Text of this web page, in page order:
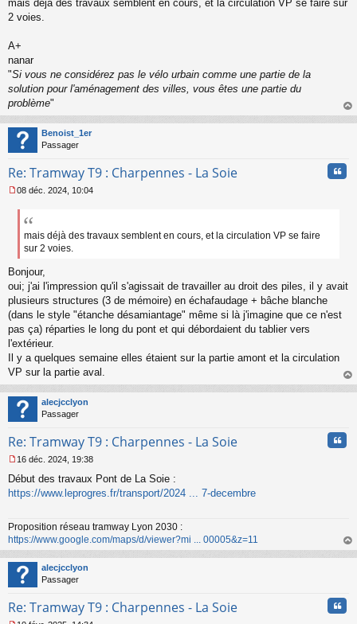
mais déjà des travaux semblent en cours, et la circulation VP se faire sur
2 voies.
A+
nanar
"Si vous ne considérez pas le vélo urbain comme une partie de la
solution pour l'aménagement des villes, vous êtes une partie du
problème"
au
Benoist_1er
Passager
Re: Tramway T9 : Charpennes - La Soie
e
g
e
n
n
l
u
08 déc. 2024, 10:04
mais déjà des travaux semblent en cours, et la circulation VP se faire
sur 2 voies.
Bonjour,
oui; j'ai l'impression qu'il s'agissait de travailler au droit des piles, il y avait
plusieurs structures (3 de mémoire) en échafaudage + bâche blanche
(dans le style "étanche désamiantage" même si là j'imagine que ce n'est
pas ça) réparties le long du pont et qui débordaient du tablier vers
l'extérieur.
Il y a quelques semaine elles étaient sur la partie amont et la circulation
VP sur la partie aval.
au
alecjcclyon
Passager
Re: Tramway T9 : Charpennes - La Soie
e
s
g
e
n
o
n
l
16 déc. 2024, 19:38
Début des travaux Pont de La Soie :
https://www.leprogres.fr/transport/2024 ... 7-decembre
Proposition réseau tramway Lyon 2030 :
https://www.google.com/maps/d/viewer?mi ... 00005&z=11
au
alecjcclyon
Passager
Re: Tramway T9 : Charpennes - La Soie